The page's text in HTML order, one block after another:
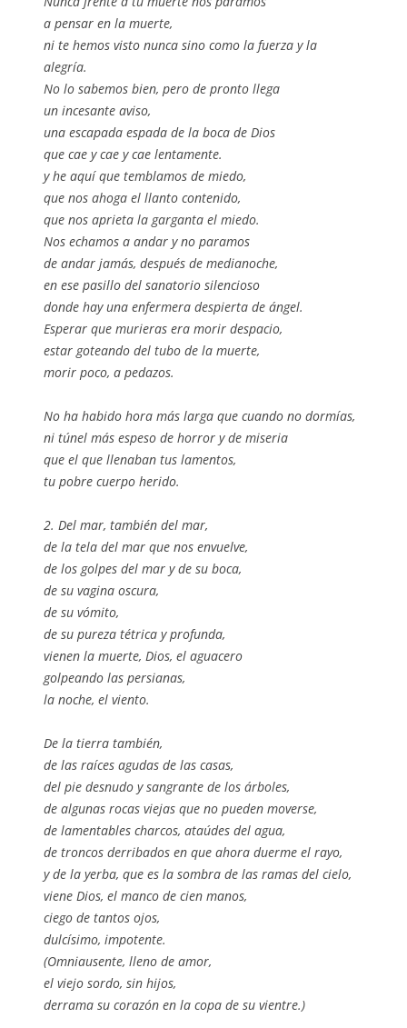
a pensar en la muerte,
ni te hemos visto nunca sino como la fuerza y la
alegría.
No lo sabemos bien, pero de pronto llega
un incesante aviso,
una escapada espada de la boca de Dios
que cae y cae y cae lentamente.
y he aquí que temblamos de miedo,
que nos ahoga el llanto contenido,
que nos aprieta la garganta el miedo.
Nos echamos a andar y no paramos
de andar jamás, después de medianoche,
en ese pasillo del sanatorio silencioso
donde hay una enfermera despierta de ángel.
Esperar que murieras era morir despacio,
estar goteando del tubo de la muerte,
morir poco, a pedazos.
No ha habido hora más larga que cuando no dormías,
ni túnel más espeso de horror y de miseria
que el que llenaban tus lamentos,
tu pobre cuerpo herido.
2. Del mar, también del mar,
de la tela del mar que nos envuelve,
de los golpes del mar y de su boca,
de su vagina oscura,
de su vómito,
de su pureza tétrica y profunda,
vienen la muerte, Dios, el aguacero
golpeando las persianas,
la noche, el viento.
De la tierra también,
de las raíces agudas de las casas,
del pie desnudo y sangrante de los árboles,
de algunas rocas viejas que no pueden moverse,
de lamentables charcos, ataúdes del agua,
de troncos derribados en que ahora duerme el rayo,
y de la yerba, que es la sombra de las ramas del cielo,
viene Dios, el manco de cien manos,
ciego de tantos ojos,
dulcísimo, impotente.
(Omniausente, lleno de amor,
el viejo sordo, sin hijos,
derrama su corazón en la copa de su vientre.)